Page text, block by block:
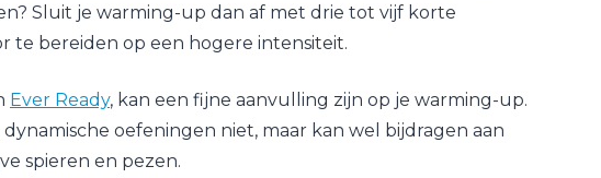
Sluit je warming-up dan af met drie tot vijf korte
te bereiden op een hogere intensiteit.
Ever Ready, kan een fijne aanvulling zijn op je warming-up.
oefeningen niet, maar kan wel bijdragen aan
spieren en pezen.